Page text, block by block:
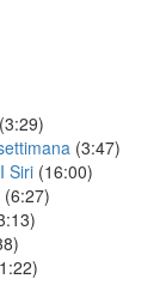
(3:29)
(3:47)
Siri (16:00)
(6:27)